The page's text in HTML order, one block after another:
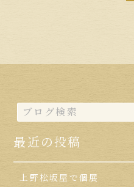
最近の投稿
上野松坂屋で個展